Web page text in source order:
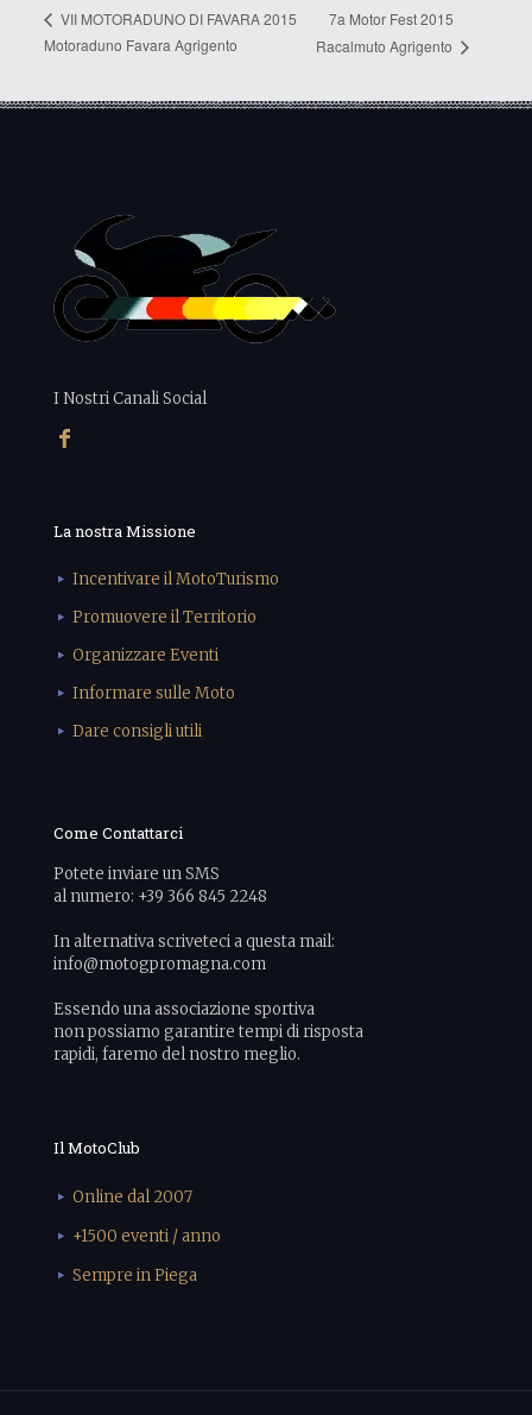
VII MOTORADUNO DI FAVARA 2015
Motoraduno Favara Agrigento
7a Motor Fest 2015
Racalmuto Agrigento
I Nostri Canali Social
La nostra Missione
Incentivare il MotoTurismo
Promuovere il Territorio
Organizzare Eventi
Informare sulle Moto
Dare consigli utili
Come Contattarci
Potete inviare un SMS
al numero: +39 366 845 2248
In alternativa scriveteci a questa mail:
info@motogpromagna.com
Essendo una associazione sportiva
non possiamo garantire tempi di risposta
rapidi, faremo del nostro meglio.
Il MotoClub
Online dal 2007
+1500 eventi / anno
Sempre in Piega